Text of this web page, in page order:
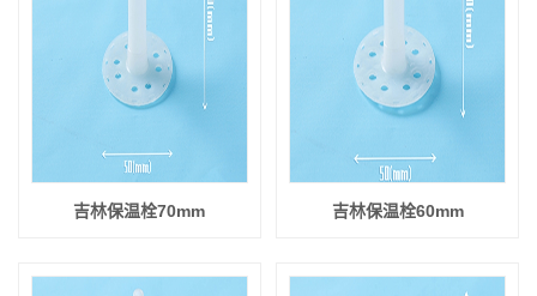
吉林保温栓70mm 吉林保温栓60mm